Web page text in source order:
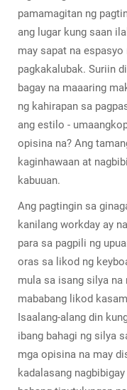
pamamagitan ng
ang lugar kung saan
may sapat na
pagkakalubak. Suriin
bagay na maaaring
ng kahirapan sa
ang estilo -
opisina na? Ang
kaginhawaan at
kabuuan.
Ang pagtingin sa
kanilang workday ay
para sa pagpili ng
oras sa likod ng
mula sa isang silya na
mababang likod
Isaalang-alang din
ibang bahagi ng silya
mga opisina na may
kadalasang